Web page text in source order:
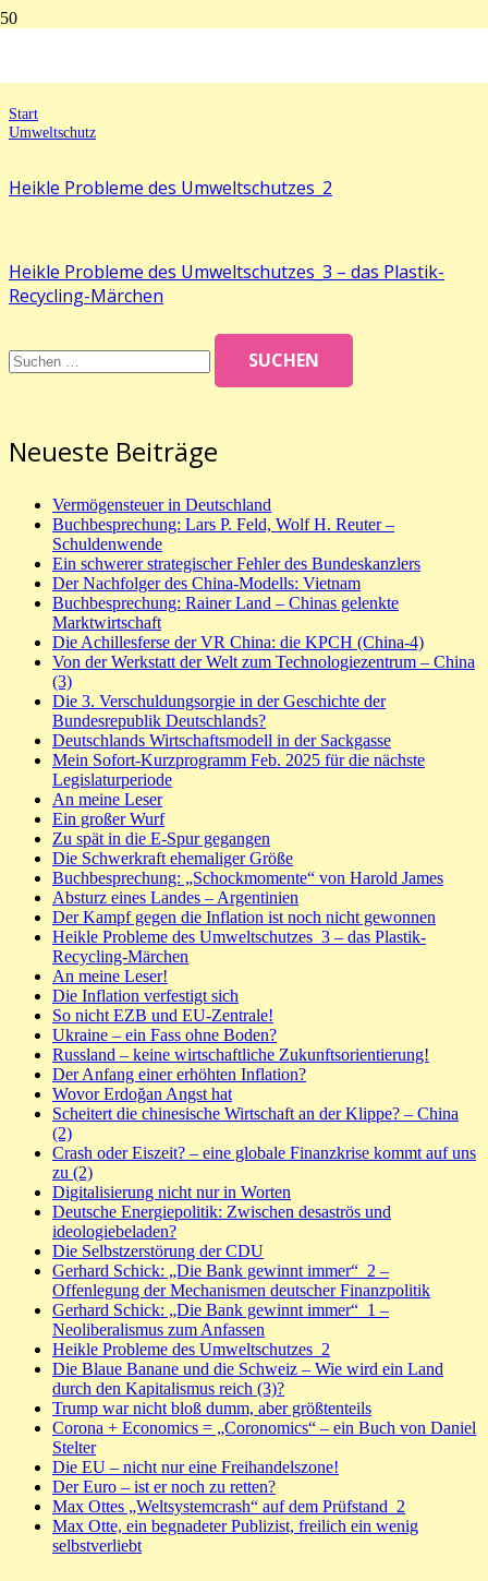
Start
Umweltschutz
Heikle Probleme des Umweltschutzes_2
Heikle Probleme des Umweltschutzes_3 – das Plastik-
Recycling-Märchen
nach:
Neueste Beiträge
Vermögensteuer in Deutschland
Buchbesprechung: Lars P. Feld, Wolf H. Reuter –
Schuldenwende
Ein schwerer strategischer Fehler des Bundeskanzlers
Der Nachfolger des China-Modells: Vietnam
Buchbesprechung: Rainer Land – Chinas gelenkte
Marktwirtschaft
Die Achillesferse der VR China: die KPCH (China-4)
Von der Werkstatt der Welt zum Technologiezentrum – China
(3)
Die 3. Verschuldungsorgie in der Geschichte der
Bundesrepublik Deutschlands?
Deutschlands Wirtschaftsmodell in der Sackgasse
Mein Sofort-Kurzprogramm Feb. 2025 für die nächste
Legislaturperiode
An meine Leser
Ein großer Wurf
Zu spät in die E-Spur gegangen
Die Schwerkraft ehemaliger Größe
Buchbesprechung: „Schockmomente“ von Harold James
Absturz eines Landes – Argentinien
Der Kampf gegen die Inflation ist noch nicht gewonnen
Heikle Probleme des Umweltschutzes_3 – das Plastik-
Recycling-Märchen
An meine Leser!
Die Inflation verfestigt sich
So nicht EZB und EU-Zentrale!
Ukraine – ein Fass ohne Boden?
Russland – keine wirtschaftliche Zukunftsorientierung!
Der Anfang einer erhöhten Inflation?
Wovor Erdoğan Angst hat
Scheitert die chinesische Wirtschaft an der Klippe? – China
(2)
Crash oder Eiszeit? – eine globale Finanzkrise kommt auf uns
zu (2)
Digitalisierung nicht nur in Worten
Deutsche Energiepolitik: Zwischen desaströs und
ideologiebeladen?
Die Selbstzerstörung der CDU
Gerhard Schick: „Die Bank gewinnt immer“_2 –
Offenlegung der Mechanismen deutscher Finanzpolitik
Gerhard Schick: „Die Bank gewinnt immer“_1 –
Neoliberalismus zum Anfassen
Heikle Probleme des Umweltschutzes_2
Die Blaue Banane und die Schweiz – Wie wird ein Land
durch den Kapitalismus reich (3)?
Trump war nicht bloß dumm, aber größtenteils
Corona + Economics = „Coronomics“ – ein Buch von Daniel
Stelter
Die EU – nicht nur eine Freihandelszone!
Der Euro – ist er noch zu retten?
Max Ottes „Weltsystemcrash“ auf dem Prüfstand_2
Max Otte, ein begnadeter Publizist, freilich ein wenig
selbstverliebt